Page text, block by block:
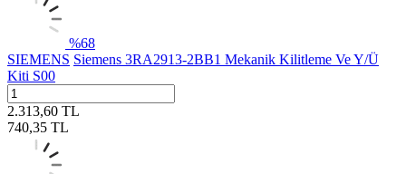
%68
SIEMENS Siemens 3RA2913-2BB1 Mekanik Kilitleme Ve Y/Ü
Kiti S00
2.313,60 TL
740,35 TL